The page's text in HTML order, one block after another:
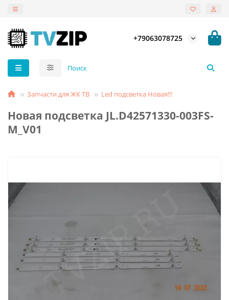
+79063078725
Запчасти для ЖК ТВ Led подсветка Новая!!!
Новая подсветка JL.D42571330-003FS-
M_V01